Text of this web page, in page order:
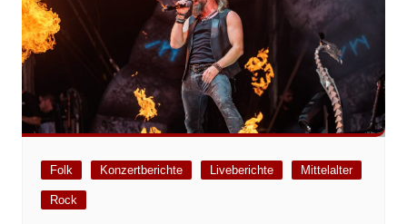
Folk Konzertberichte Liveberichte Mittelalter
Rock